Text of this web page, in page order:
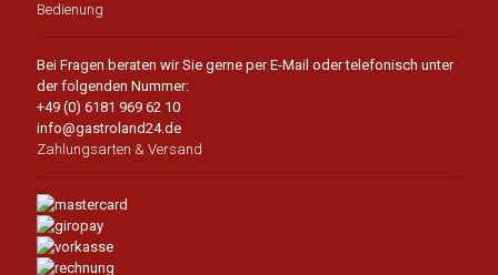
Bedienung
Bei Fragen beraten wir Sie gerne per E-Mail oder telefonisch unter
der folgenden Nummer:
+49 (0) 6181 969 62 10
info@gastroland24.de
Zahlungsarten & Versand